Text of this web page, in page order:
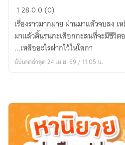
[เล่า
ความ
ฝัน]
.
ชีวิต
ดัง
...ชาติ
หนึ่ง
12800 (0)
เรื่องราวมากมาย ผ่านมาแล้วจบลง
มาแล้วดิ้นรนกะเสือกกะสนที่จะมีชีวิ
...เหลืออะไรฝากไว้ในโลกา
อัปเดตล่าสุด 24 เม.ย. 69 / 11:05 น.